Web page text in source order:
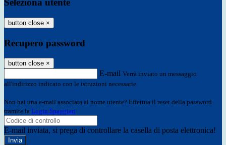
Seleziona utente
button close ×
Recupero password
button close ×
E-mail Verrà inviato un messaggio
all'indirizzo indicato con le istruzioni necessarie.
Non hai una e-mail associata al nome utente? Effettua il reset della password
tramite la Login Spaggiari
E-mail inviata, si prega di controllare la casella di posta elettronica!